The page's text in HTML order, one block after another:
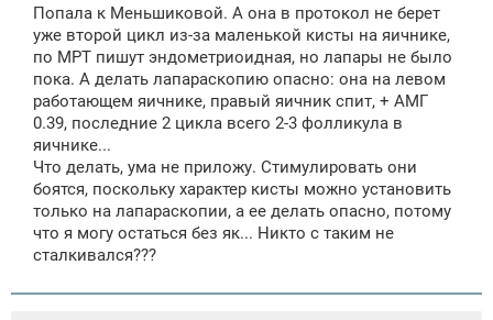
Попала к Меньшиковой. А она в протокол не берет
уже второй цикл из-за маленькой кисты на яичнике,
по МРТ пишут эндометриоидная, но лапары не было
пока. А делать лапараскопию опасно: она на левом
работающем яичнике, правый яичник спит, + АМГ
0.39, последние 2 цикла всего 2-3 фолликула в
яичнике...
Что делать, ума не приложу. Стимулировать они
боятся, поскольку характер кисты можно установить
только на лапараскопии, а ее делать опасно, потому
что я могу остаться без як... Никто с таким не
сталкивался???